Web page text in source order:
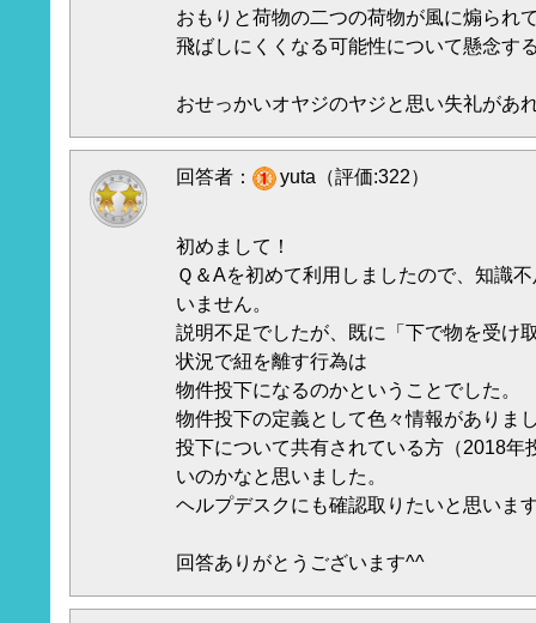
おもりと荷物の二つの荷物が風に煽られ
飛ばしにくくなる可能性について懸念す
おせっかいオヤジのヤジと思い失礼があ
回答者： yuta（評価:322）
初めまして！
Ｑ＆Aを初めて利用しましたので、知識
いません。
説明不足でしたが、既に「下で物を受け
状況で紐を離す行為は
物件投下になるのかということでした。
物件投下の定義として色々情報がありま
投下について共有されている方（2018年
いのかなと思いました。
ヘルプデスクにも確認取りたいと思いま
回答ありがとうございます^^